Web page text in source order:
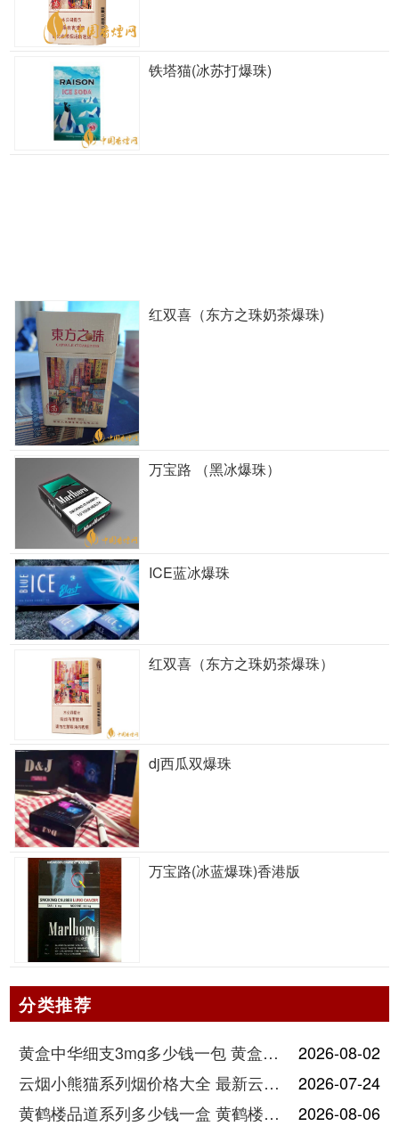
铁塔猫(冰苏打爆珠)
红双喜（东方之珠奶茶爆珠)
万宝路 （黑冰爆珠）
ICE蓝冰爆珠
红双喜（东方之珠奶茶爆珠）
dj西瓜双爆珠
万宝路(冰蓝爆珠)香港版
分类推荐
黄盒中华细支3mg多少钱一包 黄盒中华细支3mg香烟价格查询
2026-08-02
云烟小熊猫系列烟价格大全 最新云烟小熊猫图片报价
2026-07-24
黄鹤楼品道系列多少钱一盒 黄鹤楼品道系列香烟价格表图片
2026-08-06